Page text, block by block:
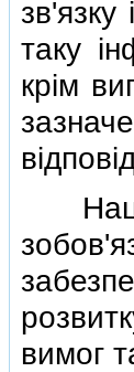
таку
крiм
вимог